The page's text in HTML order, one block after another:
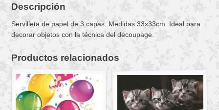
Descripción
Servilleta de papel de 3 capas. Medidas 33x33cm. Ideal para
decorar objetos con la técnica del decoupage.
Productos relacionados